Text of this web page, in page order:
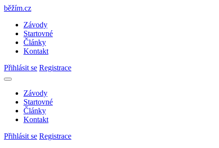
běžím.cz
Závody
Startovné
Články
Kontakt
Přihlásit se Registrace
Závody
Startovné
Články
Kontakt
Přihlásit se Registrace